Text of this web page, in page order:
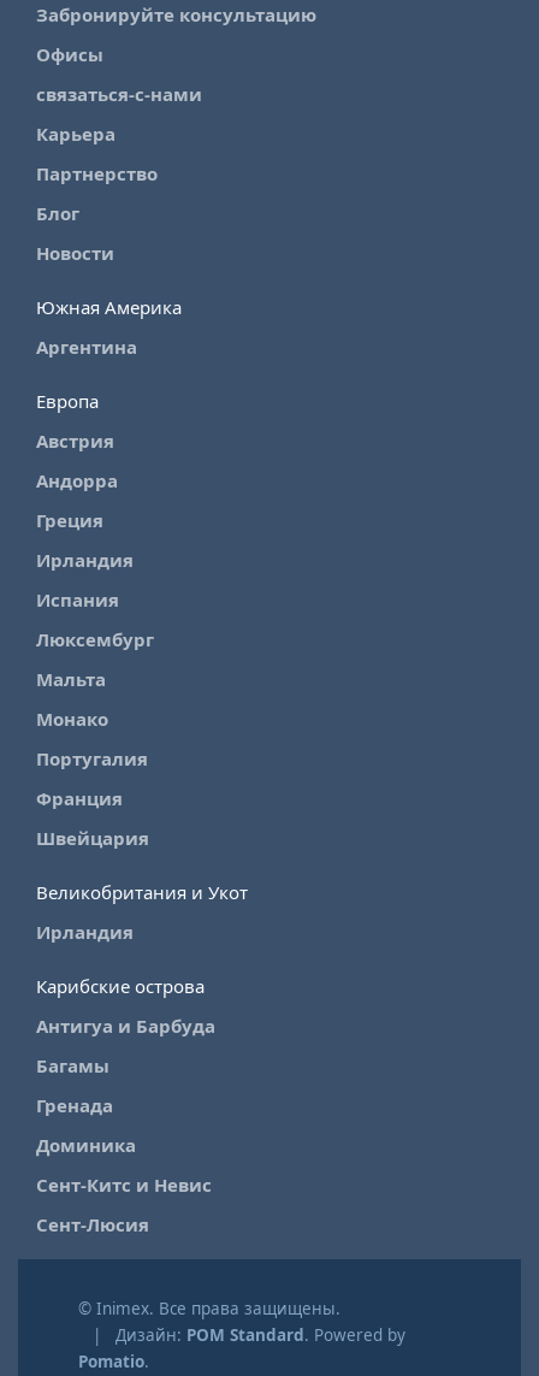
Забронируйте консультацию
Офисы
связаться-с-нами
Карьера
Партнерство
Блог
Новости
Южная Америка
Аргентина
Европа
Австрия
Андорра
Греция
Ирландия
Испания
Люксембург
Мальта
Монако
Португалия
Франция
Швейцария
Великобритания и Укот
Ирландия
Карибские острова
Антигуа и Барбуда
Багамы
Гренада
Доминика
Сент-Китс и Невис
Сент-Люсия
© Inimex. Все права защищены.
| Дизайн: POM Standard. Powered by
Pomatio.